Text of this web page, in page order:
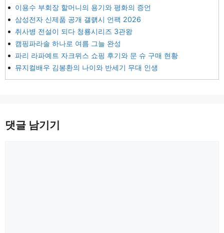
이용수 부회장 할머니의 용기와 평화의 증언
삼성전자 신제품 공개 갤럙시 언팩 2026
취사병 전설이 되다 청룡시리즈 3관왕
캠핑파라솔 하나로 여름 그늘 완성
파리 라파예트 자크뮈스 쇼핑 후기와 문 슈 구매 현황
뮤지컬배우 김봉환의 나이와 반세기 무대 인생
댓글 남기기